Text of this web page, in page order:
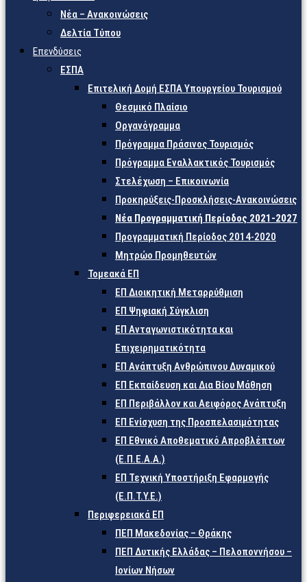
Νέα – Ανακοινώσεις
Δελτία Τύπου
Επενδύσεις
ΕΣΠΑ
Επιτελική Δομή ΕΣΠΑ Υπουργείου Τουρισμού
Θεσμικό Πλαίσιο
Οργανόγραμμα
Πρόγραμμα Πράσινος Τουρισμός
Πρόγραμμα Εναλλακτικός Τουρισμός
Στελέχωση – Επικοινωνία
Προκηρύξεις-Προσκλήσεις-Ανακοινώσεις
Νέα Προγραμματική Περίοδος 2021-2027
Προγραμματική Περίοδος 2014-2020
Μητρώο Προμηθευτών
Τομεακά ΕΠ
ΕΠ Διοικητική Μεταρρύθμιση
ΕΠ Ψηφιακή Σύγκλιση
ΕΠ Ανταγωνιστικότητα και
Επιχειρηματικότητα
ΕΠ Ανάπτυξη Ανθρώπινου Δυναμικού
ΕΠ Εκπαίδευση και Δια Βίου Μάθηση
ΕΠ Περιβάλλον και Αειφόρος Ανάπτυξη
ΕΠ Ενίσχυση της Προσπελασιμότητας
ΕΠ Εθνικό Αποθεματικό Απροβλέπτων
(Ε.Π.Ε.Α.Α.)
ΕΠ Τεχνική Υποστήριξη Εφαρμογής
(Ε.Π.Τ.Υ.Ε.)
Περιφερειακά ΕΠ
ΠΕΠ Μακεδονίας – Θράκης
ΠΕΠ Δυτικής Ελλάδας – Πελοποννήσου –
Ιονίων Νήσων